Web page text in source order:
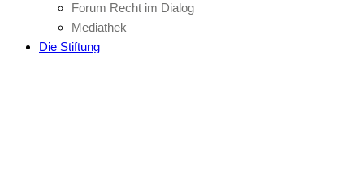
Forum Recht im Dialog
Mediathek
Die Stiftung